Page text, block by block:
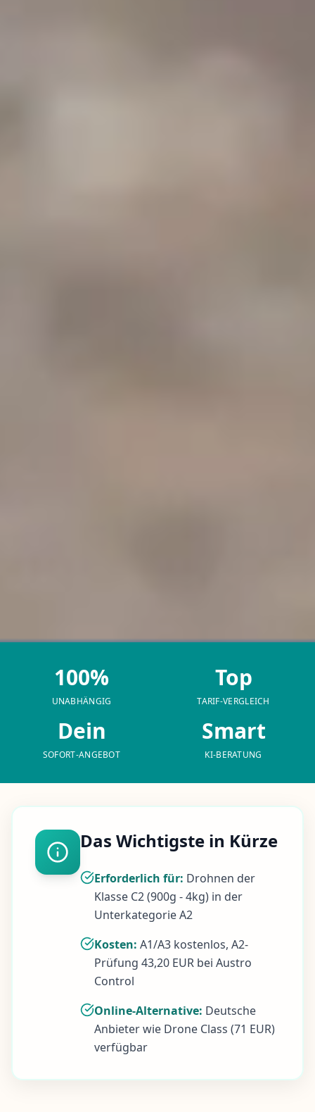
100%
UNABHÄNGIG
Top
TARIF-VERGLEICH
Dein
SOFORT-ANGEBOT
Smart
KI-BERATUNG
Das Wichtigste in Kürze
Erforderlich für: Drohnen der
Klasse C2 (900g - 4kg) in der
Unterkategorie A2
Kosten: A1/A3 kostenlos, A2-
Prüfung 43,20 EUR bei Austro
Control
Online-Alternative: Deutsche
Anbieter wie Drone Class (71 EUR)
verfügbar